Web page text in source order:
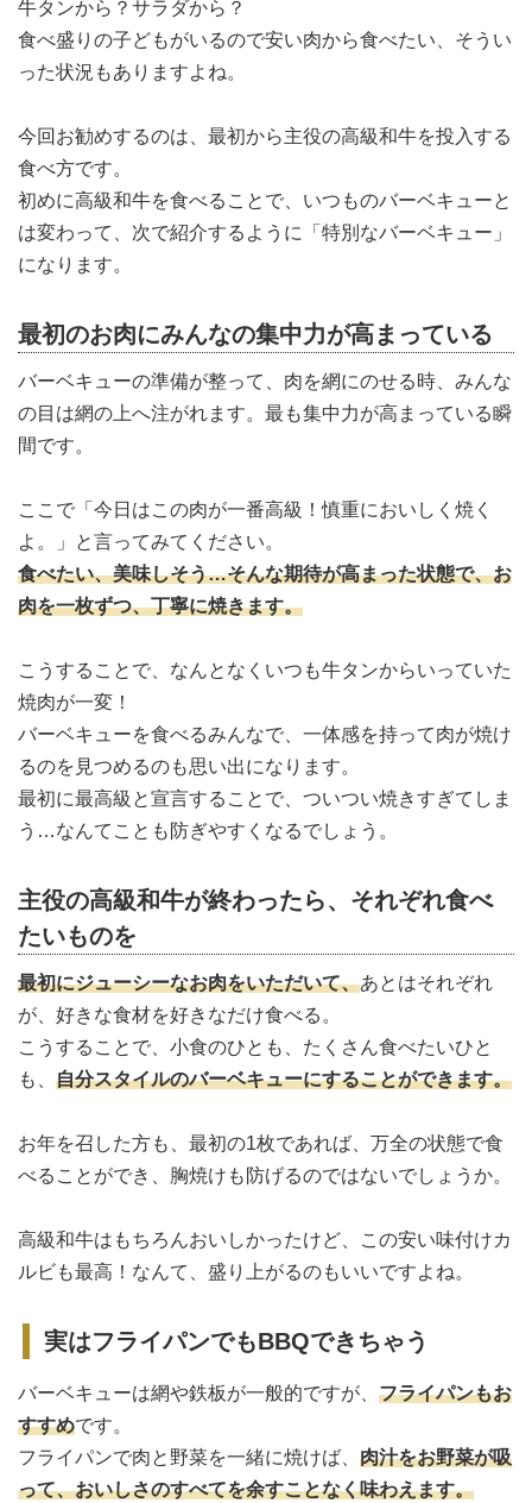
牛タンから？サラダから？
食べ盛りの子どもがいるので安い肉から食べたい、そうい
った状況もありますよね。
今回お勧めするのは、最初から主役の高級和牛を投入する
食べ方です。
初めに高級和牛を食べることで、いつものバーベキューと
は変わって、次で紹介するように「特別なバーベキュー」
になります。
最初のお肉にみんなの集中力が高まっている
バーベキューの準備が整って、肉を網にのせる時、みんな
の目は網の上へ注がれます。最も集中力が高まっている瞬
間です。
ここで「今日はこの肉が一番高級！慎重においしく焼く
よ。」と言ってみてください。
食べたい、美味しそう…そんな期待が高まった状態で、お
肉を一枚ずつ、丁寧に焼きます。
こうすることで、なんとなくいつも牛タンからいっていた
焼肉が一変！
バーベキューを食べるみんなで、一体感を持って肉が焼け
るのを見つめるのも思い出になります。
最初に最高級と宣言することで、ついつい焼きすぎてしま
う…なんてことも防ぎやすくなるでしょう。
主役の高級和牛が終わったら、それぞれ食べ
たいものを
最初にジューシーなお肉をいただいて、あとはそれぞれ
が、好きな食材を好きなだけ食べる。
こうすることで、小食のひとも、たくさん食べたいひと
も、 自分スタイルのバーベキューにすることができます。
お年を召した方も、最初の1枚であれば、万全の状態で食
べることができ、胸焼けも防げるのではないでしょうか。
高級和牛はもちろんおいしかったけど、この安い味付けカ
ルビも最高！なんて、盛り上がるのもいいですよね。
実はフライパンでもBBQできちゃう
バーベキューは網や鉄板が一般的ですが、 フライパンもお
すすめです。
フライパンで肉と野菜を一緒に焼けば、 肉汁をお野菜が吸
って、おいしさのすべてを余すことなく味わえます。